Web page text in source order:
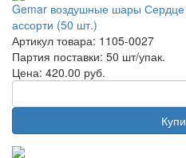
Gemar воздушные шары
ассорти (50 шт.)
Артикул товара: 1105-0027
Партия поставки: 50 шт/упак.
Цена: 420.00 руб.